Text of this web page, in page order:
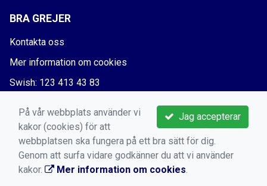
BRA GREJER
Kontakta oss
Mer information om cookies
Swish: 123 413 43 83
Jag accepterar
På vår webbplats använder vi
kakor (cookies) för att
webbplatsen ska fungera på ett bra sätt för dig.
Genom att surfa vidare godkänner du att vi använder
kakor.
Mer information om cookies.